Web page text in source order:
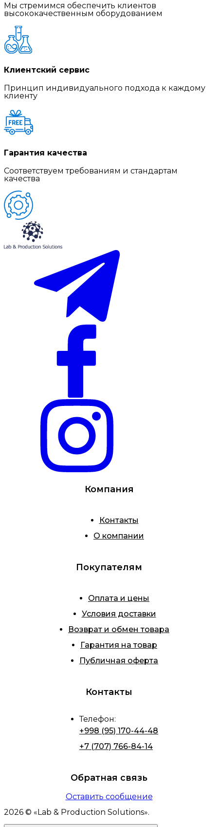
Мы стремимся обеспечить клиентов
высококачественным оборудованием
Клиентский сервис
Принцип индивидуального подхода к каждому
клиенту
Гарантия качества
Соответствуем требованиям и стандартам
качества
Компания
Контакты
О компании
Покупателям
Оплата и цены
Условия доставки
Возврат и обмен товара
Гарантия на товар
Публичная оферта
Контакты
Телефон:
+998 (95) 170-44-48
+7 (707) 766-84-14
Обратная связь
Оставить сообщение
2026 © « Lab & Production Solutions».